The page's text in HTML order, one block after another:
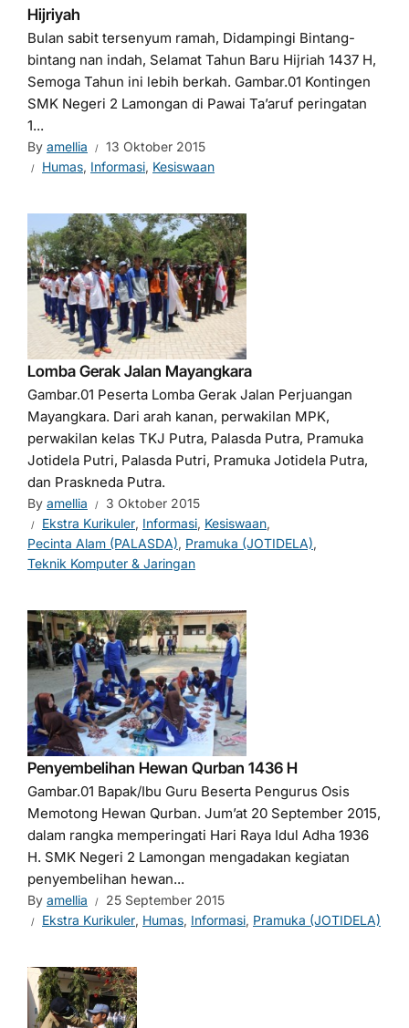
Hijriyah
Bulan sabit tersenyum ramah, Didampingi Bintang-
bintang nan indah, Selamat Tahun Baru Hijriah 1437 H,
Semoga Tahun ini lebih berkah. Gambar.01 Kontingen
SMK Negeri 2 Lamongan di Pawai Ta’aruf peringatan
1...
By amellia
13 Oktober 2015
Humas, Informasi, Kesiswaan
Lomba Gerak Jalan Mayangkara
Gambar.01 Peserta Lomba Gerak Jalan Perjuangan
Mayangkara. Dari arah kanan, perwakilan MPK,
perwakilan kelas TKJ Putra, Palasda Putra, Pramuka
Jotidela Putri, Palasda Putri, Pramuka Jotidela Putra,
dan Praskneda Putra.
By amellia
3 Oktober 2015
Ekstra Kurikuler, Informasi, Kesiswaan,
Pecinta Alam (PALASDA), Pramuka (JOTIDELA),
Teknik Komputer & Jaringan
Penyembelihan Hewan Qurban 1436 H
Gambar.01 Bapak/Ibu Guru Beserta Pengurus Osis
Memotong Hewan Qurban. Jum’at 20 September 2015,
dalam rangka memperingati Hari Raya Idul Adha 1936
H. SMK Negeri 2 Lamongan mengadakan kegiatan
penyembelihan hewan...
By amellia
25 September 2015
Ekstra Kurikuler, Humas, Informasi, Pramuka (JOTIDELA)